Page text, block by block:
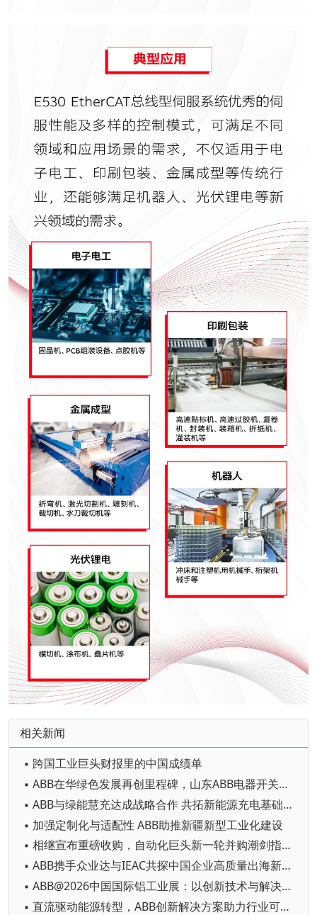
相关新闻
▪ 跨国工业巨头财报里的中国成绩单
▪ ABB在华绿色发展再创里程碑，山东ABB电器开关有限公司获UL 2799 “铂金级” 认证
▪ ABB与绿能慧充达成战略合作 共拓新能源充电基础设施新机遇
▪ 加强定制化与适配性 ABB助推新疆新型工业化建设
▪ 相继宣布重磅收购，自动化巨头新一轮并购潮剑指何方？
▪ ABB携手众业达与IEAC共探中国企业高质量出海新路径
▪ ABB@2026中国国际铝工业展：以创新技术与解决方案赋能铝行业高质量发展
▪ 直流驱动能源转型，ABB创新解决方案助力行业可持续发展